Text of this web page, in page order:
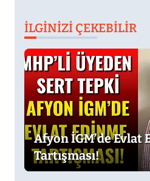
İLGINIZI ÇEKEBILIR
Afyon İGM’de Evlat
Tartışması!